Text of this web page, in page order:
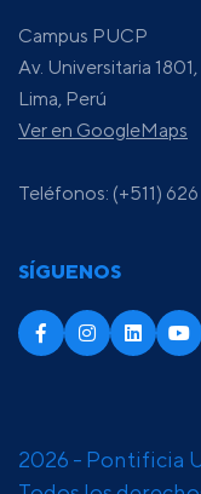
Campus PUCP
Av. Universitaria
Lima, Perú
Ver en GoogleMaps
Teléfonos: (+511)
SÍGUENOS
2026 - Pontificia